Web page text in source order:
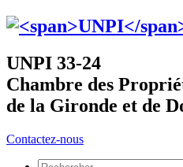
UNPI 33-24
Chambre des
de la Gironde et de
Contactez-nous